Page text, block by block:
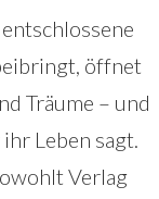
öffnet
Träume – und
Leben sagt.
Verlag